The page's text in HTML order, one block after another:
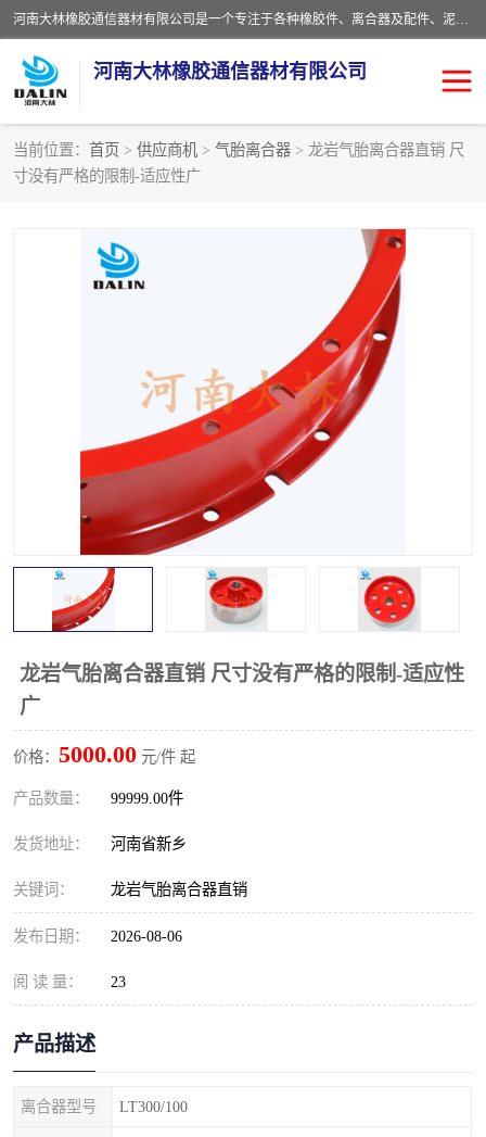
河南大林橡胶通信器材有限公司是一个专注于各种橡胶件、离合器及配件、泥浆泵及配件等产品设计制造和加工的企业。产品应用于矿山、冶金、石油、钢铁、化工、水泥、船舶、造纸、通用机械等各种大功率机械传动或制动装置。
河南大林橡胶通信器材有限公司
当前位置： 首页 > 供应商机 > 气胎离合器 > 龙岩气胎离合器直销 尺
寸没有严格的限制-适应性广
龙岩气胎离合器直销 尺寸没有严格的限制-适应性
广
价格： 5000.00 元/件 起
产品数量： 99999.00件
发货地址： 河南省新乡
关键词： 龙岩气胎离合器直销
发布日期： 2026-08-06
阅 读 量： 23
产品描述
离合器型号 LT300/100
推盘离合器
VC离合器
PO隔膜离合器 气胎离合器
气动元件
DY隔膜式离合器 CB离合器
KB离合器 实芯轮胎
PTO离合器 联轴器
橡胶件